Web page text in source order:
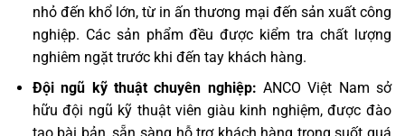
nhỏ đến khổ lớn, từ in ấn thương mại đến sản xuất công
nghiệp. Các sản phẩm đều được kiểm tra chất lượng
nghiêm ngặt trước khi đến tay khách hàng.
Đội ngũ kỹ thuật chuyên nghiệp: ANCO Việt Nam sở
hữu đội ngũ kỹ thuật viên giàu kinh nghiệm, được đào